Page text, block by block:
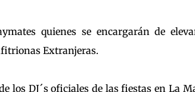
quienes se encargarán de
Extranjeras.
los DJ´s oficiales de las fiestas en La